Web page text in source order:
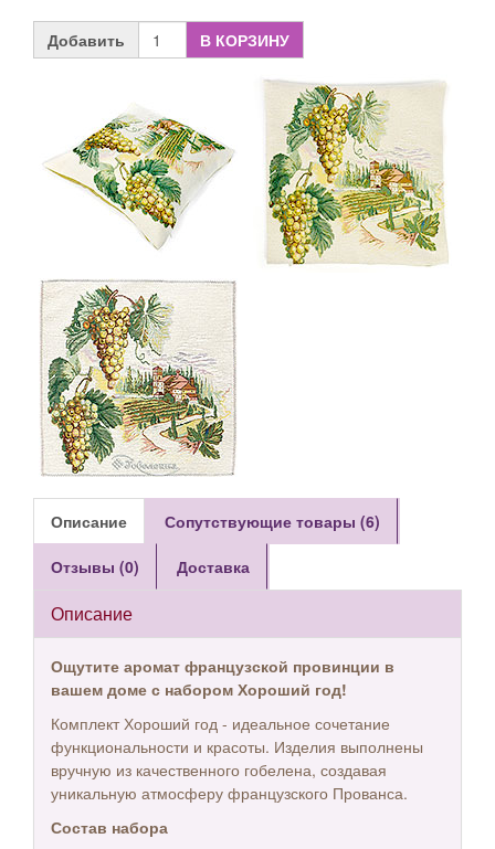
Добавить В КОРЗИНУ
Описание Сопутствующие товары (6)
Отзывы (0) Доставка
Описание
Ощутите аромат французской провинции в
вашем доме с набором Хороший год!
Комплект Хороший год - идеальное сочетание
функциональности и красоты. Изделия выполнены
вручную из качественного гобелена, создавая
уникальную атмосферу французского Прованса.
Состав набора